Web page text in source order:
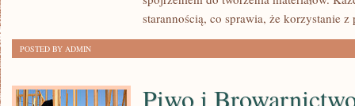
starannością, co sprawia, że korzystanie z
POSTED BY ADMIN
Piwo i